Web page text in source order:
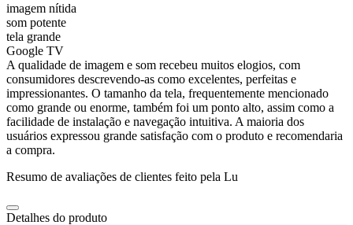
imagem nítida
som potente
tela grande
Google TV
A qualidade de imagem e som recebeu muitos elogios, com
consumidores descrevendo-as como excelentes, perfeitas e
impressionantes. O tamanho da tela, frequentemente mencionado
como grande ou enorme, também foi um ponto alto, assim como a
facilidade de instalação e navegação intuitiva. A maioria dos
usuários expressou grande satisfação com o produto e recomendaria
a compra.
Resumo de avaliações de clientes feito pela Lu
Detalhes do produto